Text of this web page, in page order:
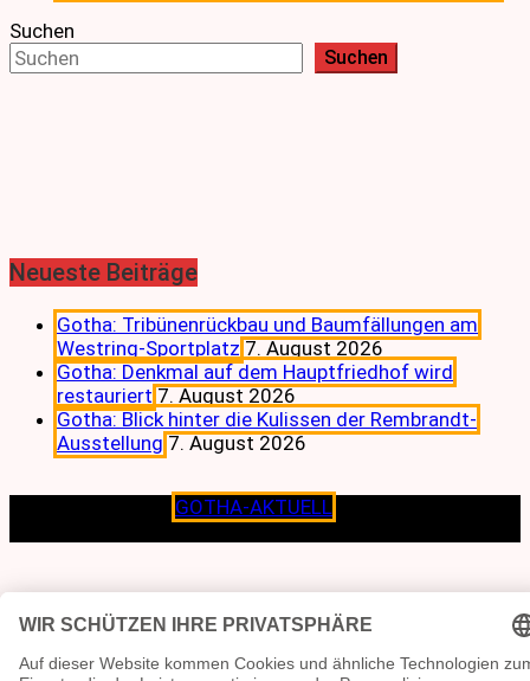
Suchen
Suchen
Neueste Beiträge
Gotha: Tribünenrückbau und Baumfällungen am
Westring-Sportplatz 7. August 2026
Gotha: Denkmal auf dem Hauptfriedhof wird
restauriert 7. August 2026
Gotha: Blick hinter die Kulissen der Rembrandt-
Ausstellung 7. August 2026
GOTHA-AKTUELL
Lokalen verpflichtet.